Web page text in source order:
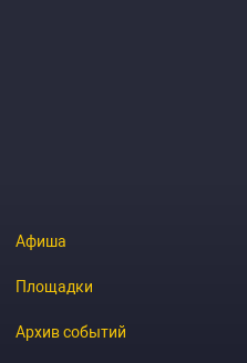
Афиша
Площадки
Архив событий